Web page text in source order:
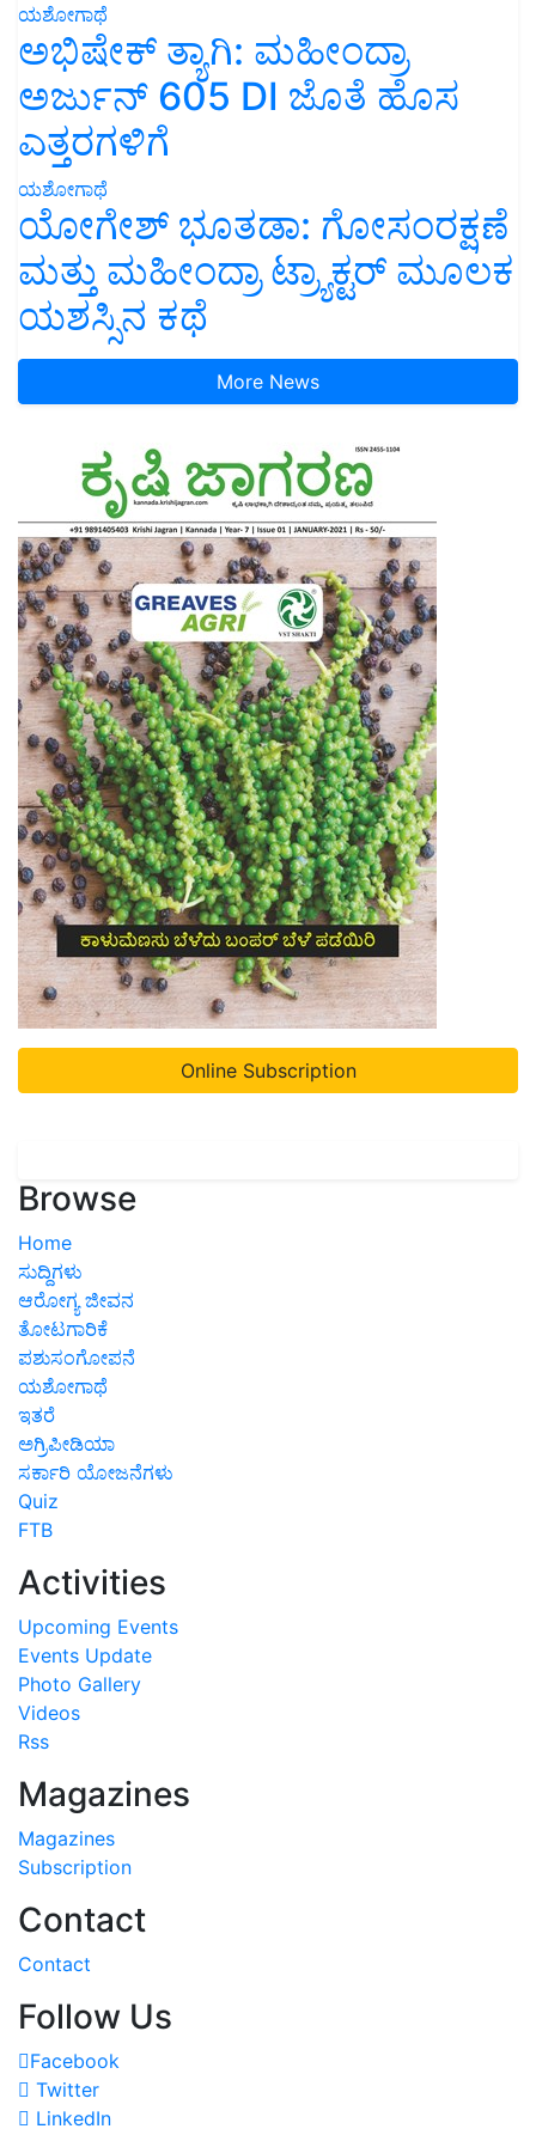
ಯಶೋಗಾಥೆ
ಅಭಿಷೇಕ್ ತ್ಯಾಗಿ: ಮಹೀಂದ್ರಾ
ಅರ್ಜುನ್ 605 DI ಜೊತೆ ಹೊಸ
ಎತ್ತರಗಳಿಗೆ
ಯಶೋಗಾಥೆ
ಯೋಗೇಶ್ ಭೂತಡಾ: ಗೋಸಂರಕ್ಷಣೆ
ಮತ್ತು ಮಹೀಂದ್ರಾ ಟ್ರ್ಯಾಕ್ಟರ್ ಮೂಲಕ
ಯಶಸ್ಸಿನ ಕಥೆ
More News
Online Subscription
Browse
Home
ಸುದ್ದಿಗಳು
ಆರೋಗ್ಯ ಜೀವನ
ತೋಟಗಾರಿಕೆ
ಪಶುಸಂಗೋಪನೆ
ಯಶೋಗಾಥೆ
ಇತರೆ
ಅಗ್ರಿಪೀಡಿಯಾ
ಸರ್ಕಾರಿ ಯೋಜನೆಗಳು
Quiz
FTB
Activities
Upcoming Events
Events Update
Photo Gallery
Videos
Rss
Magazines
Magazines
Subscription
Contact
Contact
Follow Us
Facebook
Twitter
LinkedIn